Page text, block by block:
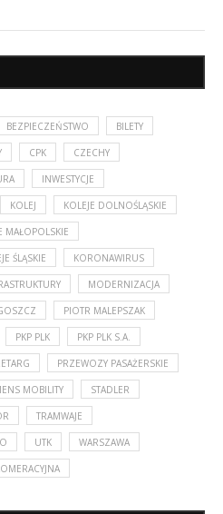
BEZPIECZEŃSTWO BILETY
CPK CZECHY
INWESTYCJE
KOLEJ KOLEJE DOLNOŚLĄSKIE
MAŁOPOLSKIE
ŚLĄSKIE KORONAWIRUS
MODERNIZACJA
PIOTR MALEPSZAK
PKP PLK PKP PLK S.A.
PRZEWOZY PASAŻERSKIE
MOBILITY STADLER
TRAMWAJE
UTK WARSZAWA